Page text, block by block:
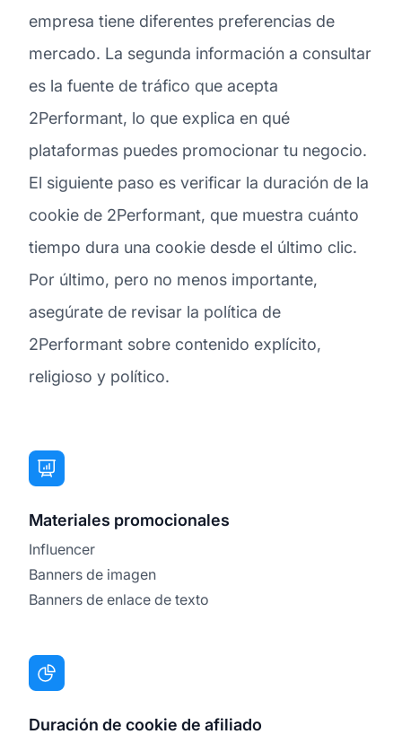
empresa tiene diferentes preferencias de
mercado. La segunda información a consultar
es la fuente de tráfico que acepta
2Performant, lo que explica en qué
plataformas puedes promocionar tu negocio.
El siguiente paso es verificar la duración de la
cookie de 2Performant, que muestra cuánto
tiempo dura una cookie desde el último clic.
Por último, pero no menos importante,
asegúrate de revisar la política de
2Performant sobre contenido explícito,
religioso y político.
Materiales promocionales
Influencer
Banners de imagen
Banners de enlace de texto
Duración de cookie de afiliado